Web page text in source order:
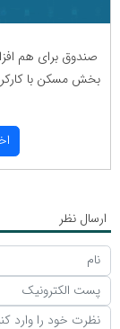
صندوق برای هم
بخش مسكن با
ارسال نظر